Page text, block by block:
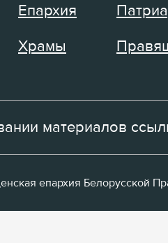
Епархия
Храмы
материалов
епархия Белорусской